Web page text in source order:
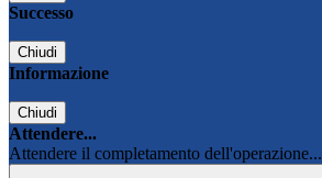
Successo
Chiudi
Informazione
Chiudi
Attendere...
Attendere il completamento dell'operazione...